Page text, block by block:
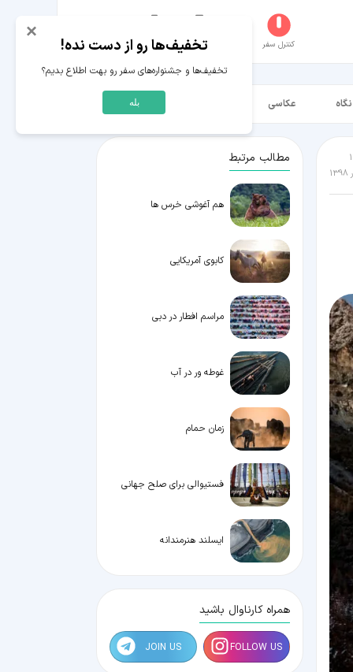
کنترل سفر عکاسخانه سفر‌های من حساب کاربری
عکاسی
مطالب مرتبط
هم آغوشی خرس ها
کابوی آمریکایی
مراسم افطار در دبی
غوطه ور در آب
زمان حمام
فستیوالی برای صلح جهانی
ایسلند هنرمندانه
همراه کارناوال باشید
FOLLOW US
JOIN US
×
تخفیف‌ها رو از دست نده!
تخفیف‌ها و جشنواره‌های سفر رو بهت اطلاع بدیم؟
بله